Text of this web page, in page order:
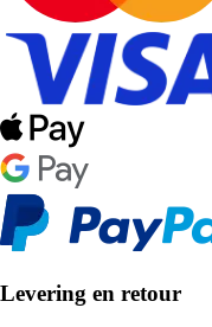
Levering en retour